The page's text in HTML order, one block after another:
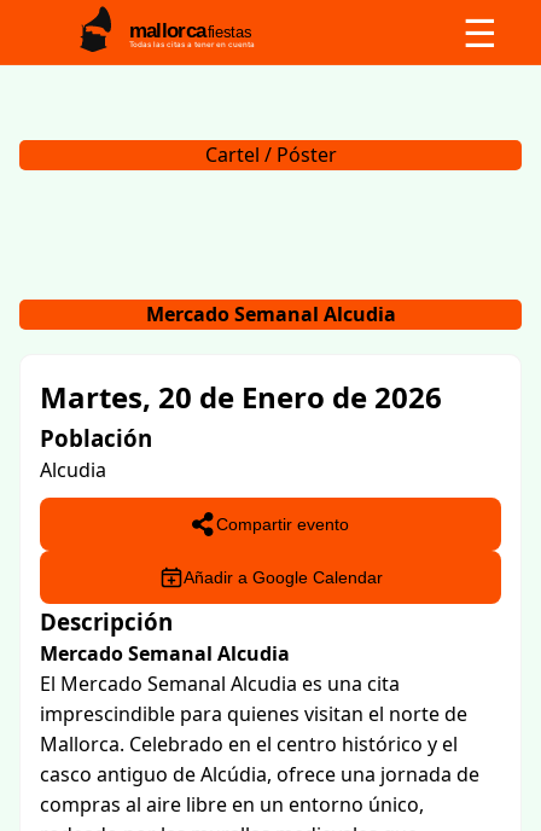
mallorcafiestas
Todas las citas a tener en cuenta ☰
Cartel / Póster
Mercado Semanal Alcudia
Martes, 20 de Enero de 2026
Población
Alcudia
Compartir evento
Añadir a Google Calendar
Descripción
Mercado Semanal Alcudia
El Mercado Semanal Alcudia es una cita
imprescindible para quienes visitan el norte de
Mallorca. Celebrado en el centro histórico y el
casco antiguo de Alcúdia, ofrece una jornada de
compras al aire libre en un entorno único,